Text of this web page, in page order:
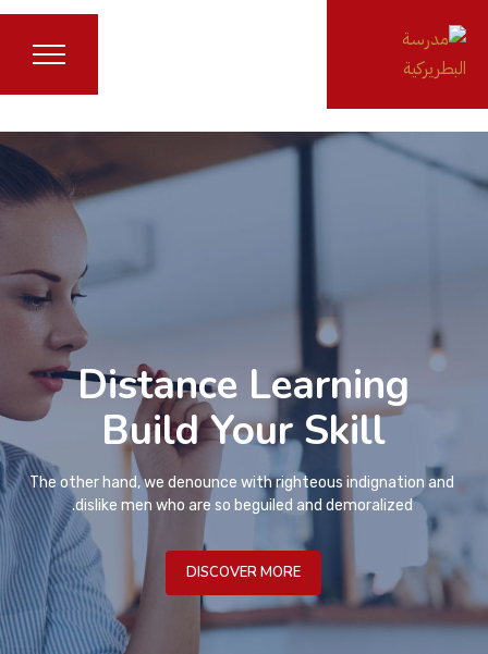
Distance Learning
Build Your Skill
The other hand, we denounce with righteous indignation and
dislike men who are so beguiled and demoralized.
DISCOVER MORE